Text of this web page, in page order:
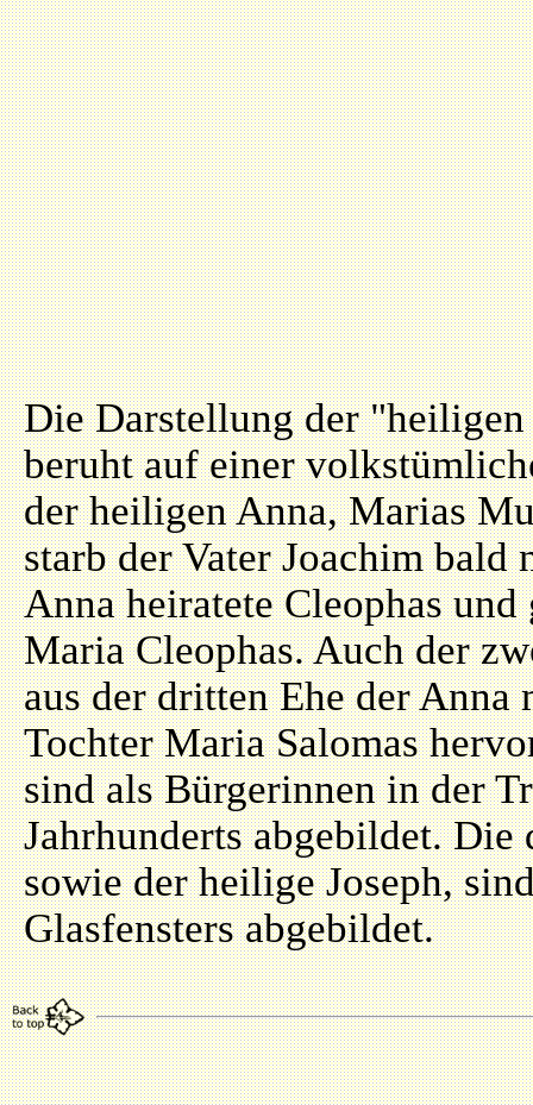
Die Darstellung der
beruht auf einer
der heiligen Anna, Marias
starb der Vater Joachim
Anna heiratete Cleophas
Maria Cleophas. Auch der
aus der dritten Ehe der
Tochter Maria Salomas
sind als Bürgerinnen in der
Jahrhunderts abgebildet. Die
sowie der heilige Joseph,
Glasfensters abgebildet.